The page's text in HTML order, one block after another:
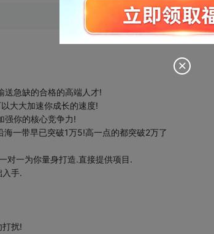
送急缺的合格的高端人才!
大大加速你成长的速度!
强你的核心竞争力!
一带早已突破1万5!高一点的都突破2万了
对一为你量身打造.直接提供项目.
入手.
打扰!